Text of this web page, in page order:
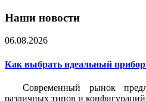
Наши новости
06.08.2026
Как выбрать идеальный
Современный рынок
различных типов и конфигураций